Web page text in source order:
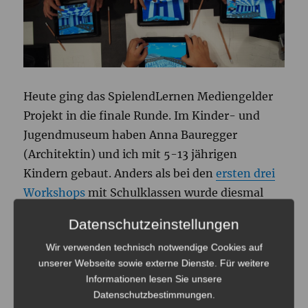
Heute ging das SpielendLernen Mediengelder
Projekt in die finale Runde. Im Kinder- und
Jugendmuseum haben Anna Bauregger
(Architektin) und ich mit 5-13 jährigen
Kindern gebaut. Anders als bei denersten drei
Workshops mit Schulklassen wurde diesmal
MinecraftEdu gespielt. Stattdessen nutzen die
vier Gruppen Tablets, auf denen die „Pocket
Edition“ von Minecraft lief. Ich war überrascht
wie viel die jeweils drei bis fünf Kids pro Gruppe
Datenschutzeinstellungen
Wir verwenden technisch notwendige Cookies auf
unserer Webseite sowie externe Dienste. Für weitere
Informationen lesen Sie unsere
Datenschutzbestimmungen